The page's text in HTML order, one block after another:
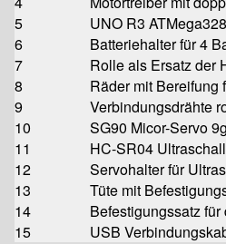
5
UNO R3
6
Batteriehalter für 4
7
Rolle als Ersatz der
8
Räder mit Bereifung
9
Verbindungsdrähte
10
SG90 Micor-Servo 9g
11
HC-SR04
12
Servohalter für
13
Tüte mit
14
Befestigungssatz
15
USB